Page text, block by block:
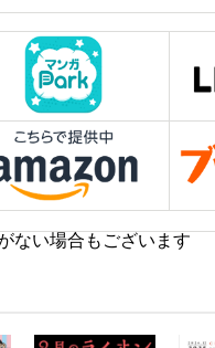
ない場合もございます